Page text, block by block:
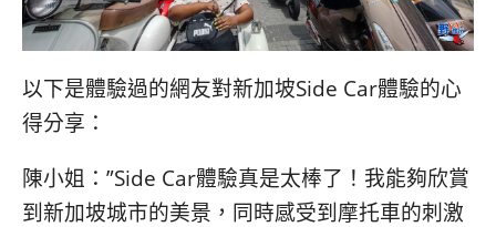
以下是體驗過的網友對新加坡Side Car體驗的心
得分享：
陳小姐：”Side Car體驗真是太棒了！我能夠欣賞
到新加坡城市的美景，同時感受到摩托車的刺激